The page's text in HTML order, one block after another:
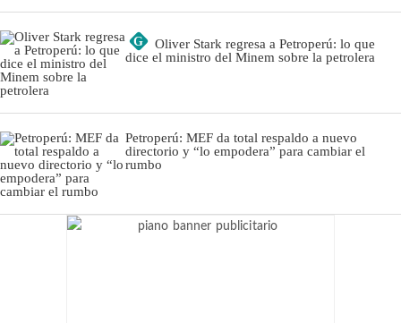
G
Oliver Stark regresa a Petroperú: lo que
dice el ministro del Minem sobre la petrolera
Petroperú: MEF da total respaldo a nuevo
directorio y “lo empodera” para cambiar el
rumbo